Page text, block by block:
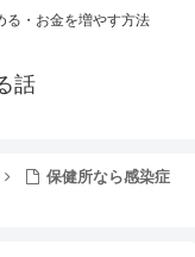
る・お金を増やす方法
話
保健所なら感染症